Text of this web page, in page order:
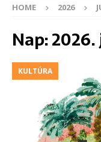
HOME 2026
Nap:
KULTÚRA